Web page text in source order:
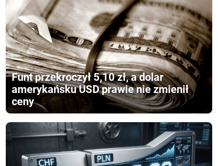
Funt przekroczył 5,10 zł, a dolar
amerykańsku USD prawie nie zmienił
ceny